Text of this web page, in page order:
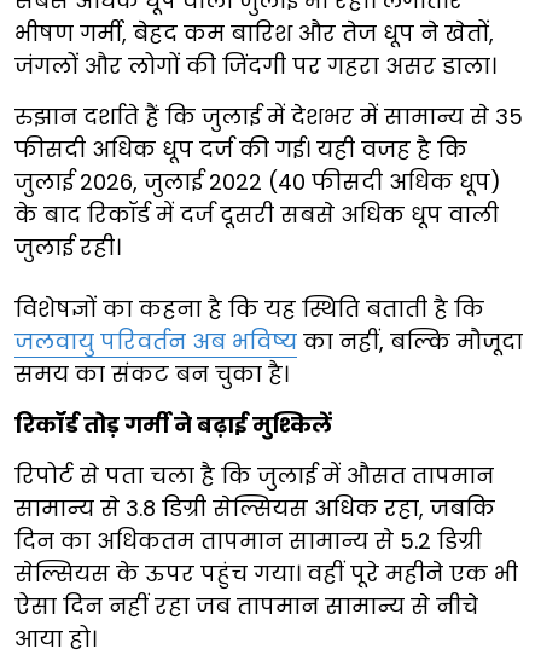
भीषण गर्मी, बेहद कम बारिश और तेज धूप ने खेतों,
जंगलों और लोगों की जिंदगी पर गहरा असर डाला।
रुझान दर्शाते हैं कि जुलाई में देशभर में सामान्य से 35
फीसदी अधिक धूप दर्ज की गई। यही वजह है कि
जुलाई 2026, जुलाई 2022 (40 फीसदी अधिक धूप)
के बाद रिकॉर्ड में दर्ज दूसरी सबसे अधिक धूप वाली
जुलाई रही।
विशेषज्ञों का कहना है कि यह स्थिति बताती है कि
जलवायु परिवर्तन अब भविष्य का नहीं, बल्कि मौजूदा
समय का संकट बन चुका है।
रिकॉर्ड तोड़ गर्मी ने बढ़ाई मुश्किलें
रिपोर्ट से पता चला है कि जुलाई में औसत तापमान
सामान्य से 3.8 डिग्री सेल्सियस अधिक रहा, जबकि
दिन का अधिकतम तापमान सामान्य से 5.2 डिग्री
सेल्सियस के ऊपर पहुंच गया। वहीं पूरे महीने एक भी
ऐसा दिन नहीं रहा जब तापमान सामान्य से नीचे
आया हो।